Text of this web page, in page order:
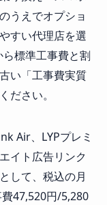
うえでオプショ
すい代理店を選
標準工事費と割
い「工事費実質
ださい。
Air、LYPプレミ
イト広告リンク
して、税込の月
47,520円/5,280